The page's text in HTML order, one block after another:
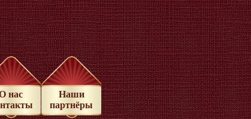
нас
Наши
партнёры